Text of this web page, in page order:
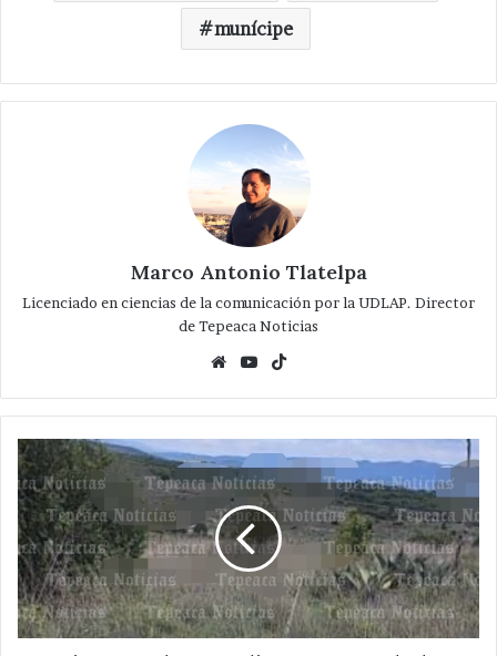
munícipe
Marco Antonio Tlatelpa
Licenciado en ciencias de la comunicación por la UDLAP. Director
de Tepeaca Noticias
WebsiteYouTube
Ejecutan
a
dos
masculinos
a
un
costado
de
carretera